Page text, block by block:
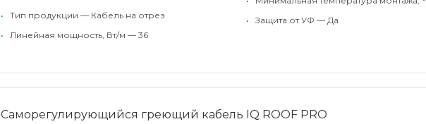
•
Тип продукции — Кабель на отрез
•
Линейная мощность, Вт/м — 36
•
Защита от УФ — Да
Саморегулирующийся греющий кабель IQ ROOF PRO